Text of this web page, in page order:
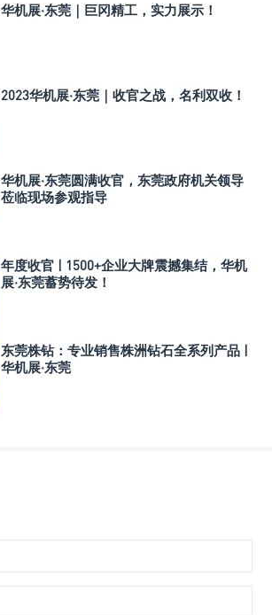
华机展·东莞｜巨冈精工，实力展示！
2023华机展·东莞｜收官之战，名利双收！
华机展·东莞圆满收官，东莞政府机关领导
莅临现场参观指导
年度收官 | 1500+企业大牌震撼集结，华机
展·东莞蓄势待发！
东莞株钻：专业销售株洲钻石全系列产品 |
华机展·东莞